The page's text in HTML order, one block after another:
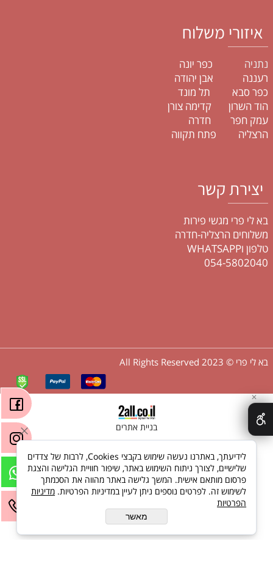
איזורי משלוח
נתניה כפר יונה
רעננה אבן יהודה
כפר סבא תל מונד
הוד השרון קדימה צורן
עמק חפר חדרה
הרצליה פתח תקווה
יצירת קשר
בא לי פרי מגשי פירות
משלוחים הרצליה-חדרה
טלפון וWHATSAPP
054-5802040
בא לי פרי © 2023 All Rights Reserved
בניית אתרים
✕
לידיעתך, באתרנו נעשה שימוש בקבצי Cookies, לרבות של צדדים
שלישיים, לצורך ניתוח השימוש באתר, שיפור חוויית הגלישה והצגת
פרסום מותאם אישית. המשך גלישה באתר מהווה את הסכמתך
לשימוש זה. לפרטים נוספים ניתן לעיין במדיניות הפרטיות. מדיניות
הפרטיות
מאשר